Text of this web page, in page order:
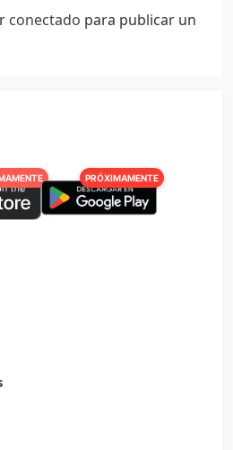
conectado para publicar un
PRÓXIMAMENTE